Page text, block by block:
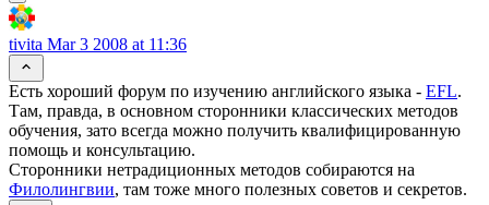
tivita Mar 3 2008 at 11:36
Есть хороший форум по изучению английского языка - EFL.
Там, правда, в основном сторонники классических методов
обучения, зато всегда можно получить квалифицированную
помощь и консультацию.
Сторонники нетрадиционных методов собираются на
Филолингвии, там тоже много полезных советов и секретов.